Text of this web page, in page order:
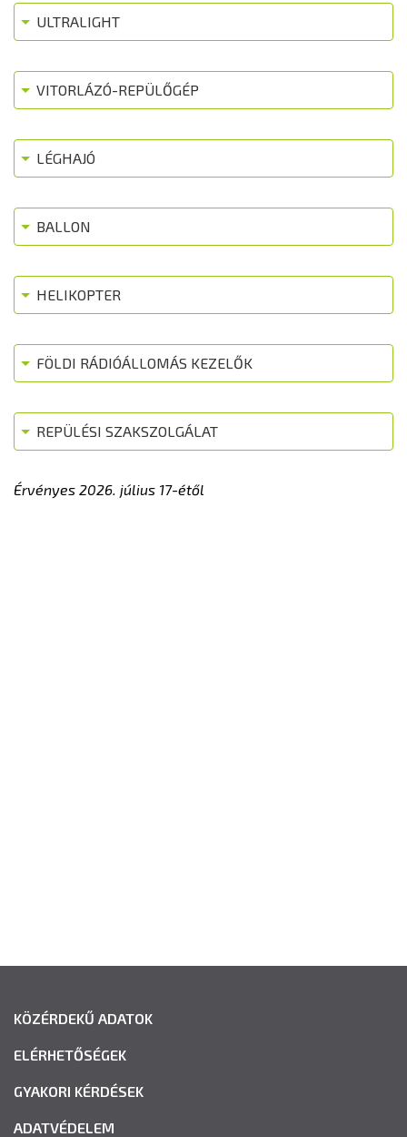
ULTRALIGHT
VITORLÁZÓ-REPÜLŐGÉP
LÉGHAJÓ
BALLON
HELIKOPTER
FÖLDI RÁDIÓÁLLOMÁS KEZELŐK
REPÜLÉSI SZAKSZOLGÁLAT
Érvényes 2026. július 17-étől
KÖZÉRDEKŰ ADATOK
ELÉRHETŐSÉGEK
GYAKORI KÉRDÉSEK
ADATVÉDELEM